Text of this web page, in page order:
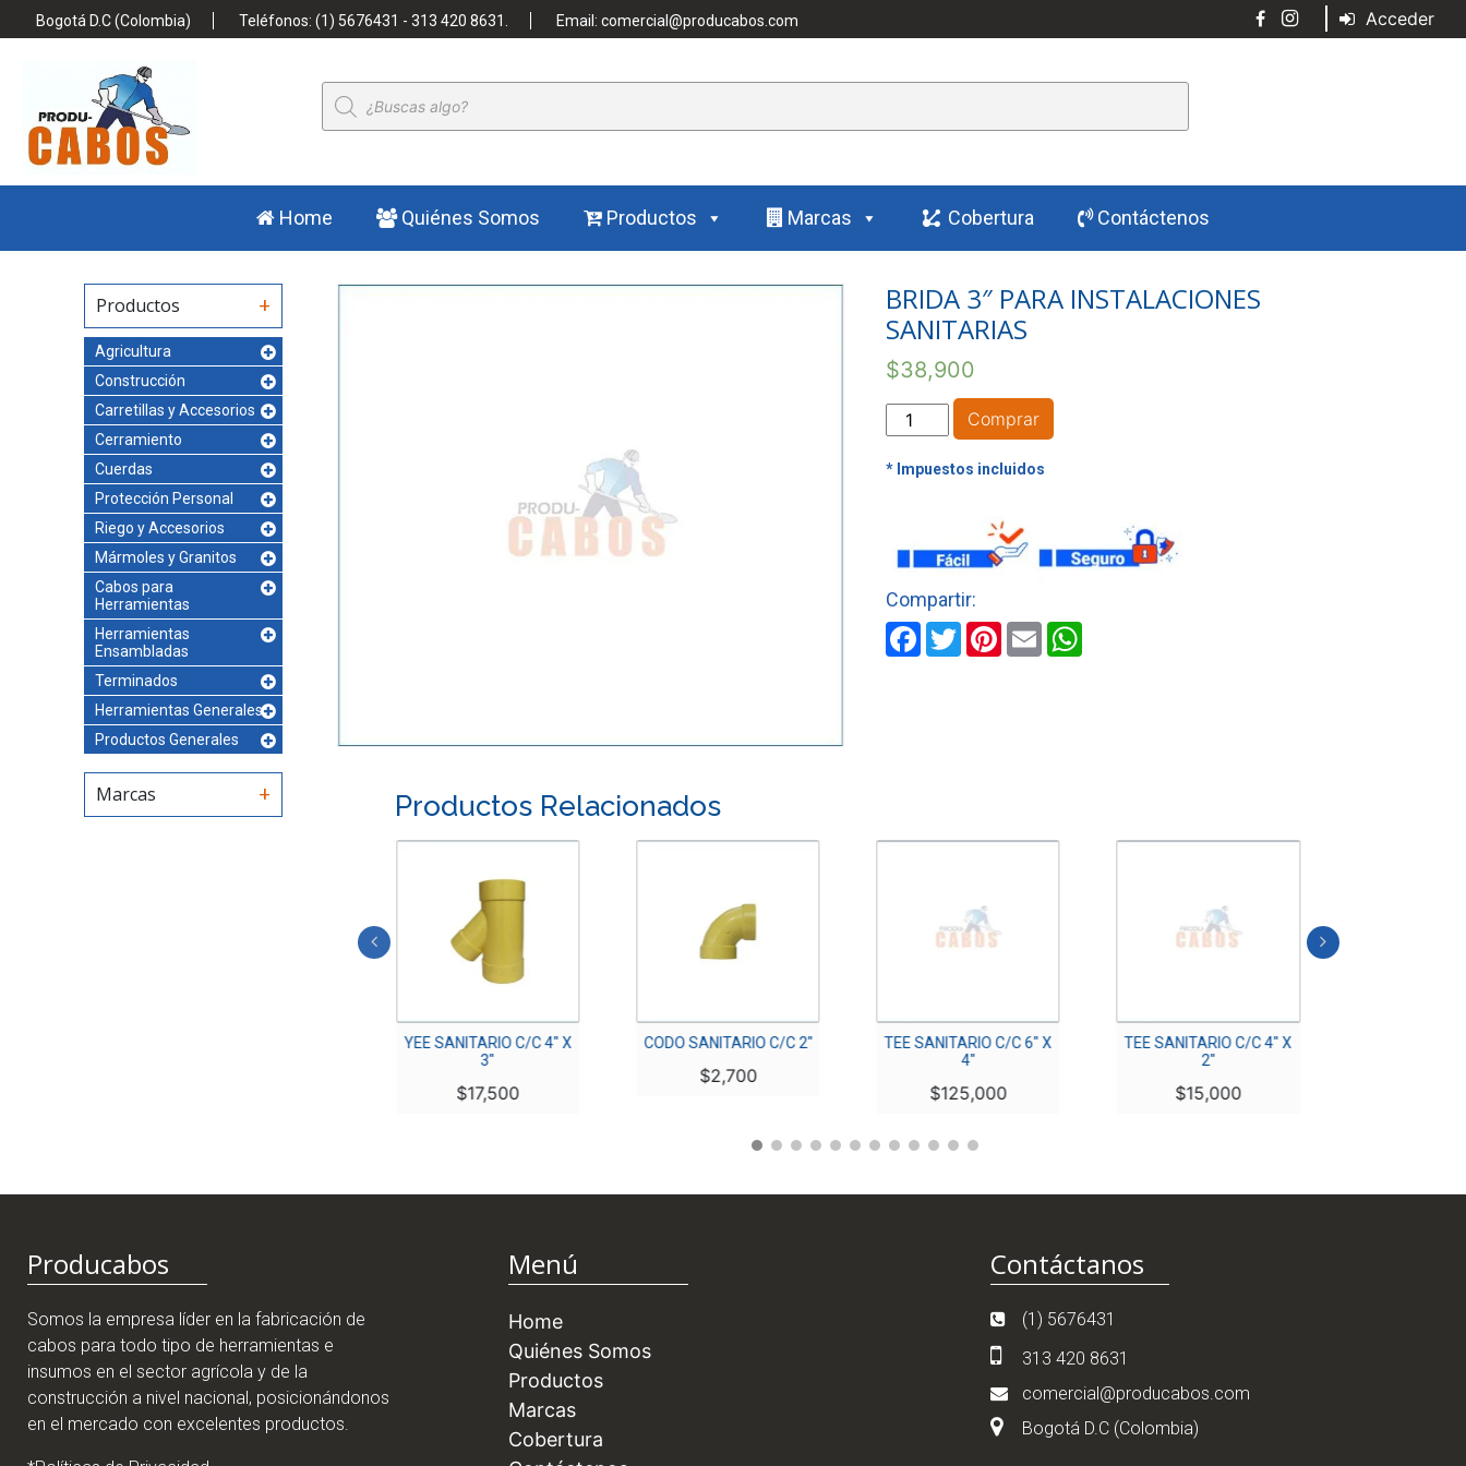
Bogotá D.C (Colombia) Teléfonos: (1) 5676431 - 313 420 8631. Email: comercial@producabos.com Acceder
Búsqueda
de
productos
Home Quiénes Somos Productos Marcas Cobertura Contáctenos
Productos
Agricultura
Construcción
Carretillas y Accesorios
Cerramiento
Cuerdas
Protección Personal
Riego y Accesorios
Mármoles y Granitos
Cabos para
Herramientas
Herramientas
Ensambladas
Terminados
Herramientas Generales
Productos Generales
Marcas
BRIDA 3″ PARA INSTALACIONES
SANITARIAS
$38,900
BRIDA
3"
PARA
cantidad
Comprar
Facebook
TwitterPinterest
Email
Productos Relacionados
YEE SANITARIO C/C 4″ X
3″
$17,500
CODO SANITARIO C/C 2″
$2,700
TEE SANITARIO C/C 6″ X
4″
$125,000
TEE SANITARIO C/C 4″ X
2″
$15,000
Producabos
Somos la empresa líder en la fabricación de
cabos para todo tipo de herramientas e
insumos en el sector agrícola y de la
construcción a nivel nacional, posicionándonos
en el mercado con excelentes productos.
Menú
Home
Quiénes Somos
Productos
Marcas
Cobertura
Contáctanos
(1) 5676431
313 420 8631
comercial@producabos.com
Bogotá D.C (Colombia)